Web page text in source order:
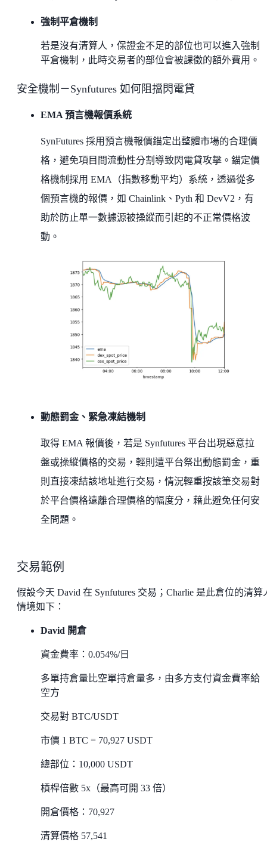
強制平倉機制
若是沒有清算人，保證金不足的部位也可以進入強制
平倉機制，此時交易者的部位會被課徵的額外費用。
安全機制－Synfutures 如何阻擋閃電貸
EMA 預言機報價系統
SynFutures 採用預言機報價錨定出整體市場的合理價
格，避免項目間流動性分割導致閃電貸攻擊。錨定價
格機制採用 EMA（指數移動平均）系統，透過從多
個預言機的報價，如 Chainlink、Pyth 和 DevV2，有
助於防止單一數據源被操縱而引起的不正常價格波
動。
動態罰金、緊急凍結機制
取得 EMA 報價後，若是 Synfutures 平台出現惡意拉
盤或操縱價格的交易，輕則遭平台祭出動態罰金，重
則直接凍結該地址進行交易，情況輕重按該筆交易對
於平台價格遠離合理價格的幅度分，藉此避免任何安
全問題。
交易範例
假設今天 David 在 Synfutures 交易；Charlie 是此倉位的清算
情境如下：
David 開倉
資金費率：0.054%/日
多單持倉量比空單持倉量多，由多方支付資金費率給
空方
交易對 BTC/USDT
市價 1 BTC = 70,927 USDT
總部位：10,000 USDT
槓桿倍數 5x（最高可開 33 倍）
開倉價格：70,927
清算價格 57,541